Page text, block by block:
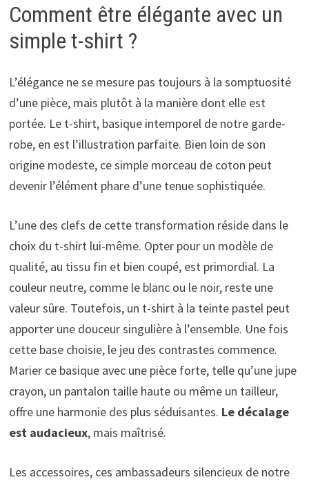
Comment être élégante avec un
simple t-shirt ?
L’élégance ne se mesure pas toujours à la somptuosité
d’une pièce, mais plutôt à la manière dont elle est
portée. Le t-shirt, basique intemporel de notre garde-
robe, en est l’illustration parfaite. Bien loin de son
origine modeste, ce simple morceau de coton peut
devenir l’élément phare d’une tenue sophistiquée.
L’une des clefs de cette transformation réside dans le
choix du t-shirt lui-même. Opter pour un modèle de
qualité, au tissu fin et bien coupé, est primordial. La
couleur neutre, comme le blanc ou le noir, reste une
valeur sûre. Toutefois, un t-shirt à la teinte pastel peut
apporter une douceur singulière à l’ensemble. Une fois
cette base choisie, le jeu des contrastes commence.
Marier ce basique avec une pièce forte, telle qu’une jupe
crayon, un pantalon taille haute ou même un tailleur,
offre une harmonie des plus séduisantes. Le décalage
est audacieux, mais maîtrisé.
Les accessoires, ces ambassadeurs silencieux de notre